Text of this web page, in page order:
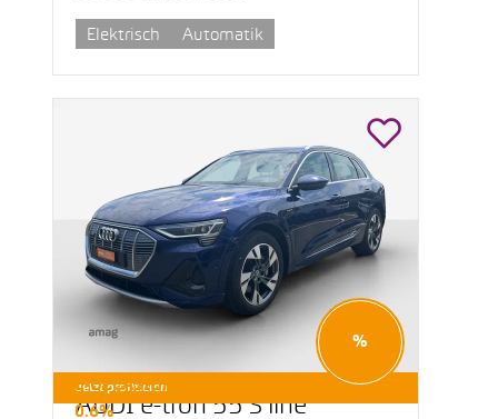
Elektrisch Automatik
Jetzt profitieren
%
E-OCCASIONEN LEASING AB
0.6%
AUDI e-tron 55 S line